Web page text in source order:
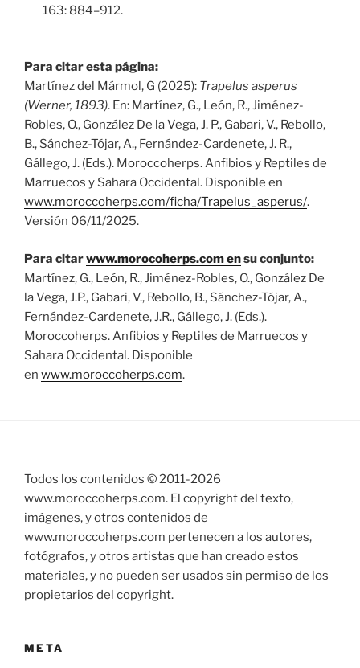
163: 884–912.
Para citar esta página:
Martínez del Mármol, G (2025): Trapelus asperus
(Werner, 1893). En: Martínez, G., León, R., Jiménez-
Robles, O., González De la Vega, J. P., Gabari, V., Rebollo,
B., Sánchez-Tójar, A., Fernández-Cardenete, J. R.,
Gállego, J. (Eds.). Moroccoherps. Anfibios y Reptiles de
Marruecos y Sahara Occidental. Disponible en
www.moroccoherps.com/ficha/Trapelus_asperus/.
Versión 06/11/2025.
Para citarwww.morocoherps.com ensu conjunto:
Martínez, G., León, R., Jiménez-Robles, O., González De
la Vega, J.P., Gabari, V., Rebollo, B., Sánchez-Tójar, A.,
Fernández-Cardenete, J.R., Gállego, J. (Eds.).
Moroccoherps. Anfibios y Reptiles de Marruecos y
Sahara Occidental. Disponible
en www.moroccoherps.com.
Todos los contenidos © 2011-2026
www.moroccoherps.com. El copyright del texto,
imágenes, y otros contenidos de
www.moroccoherps.com pertenecen a los autores,
fotógrafos, y otros artistas que han creado estos
materiales, y no pueden ser usados sin permiso de los
propietarios del copyright.
META